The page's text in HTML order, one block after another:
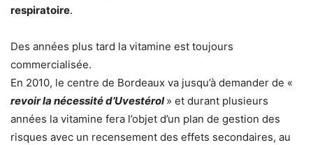
respiratoire.
Des années plus tard la vitamine est toujours
commercialisée.
En 2010, le centre de Bordeaux va jusqu’à demander de «
revoir la nécessité d’Uvestérol » et durant plusieurs
années la vitamine fera l’objet d’un plan de gestion des
risques avec un recensement des effets secondaires, au